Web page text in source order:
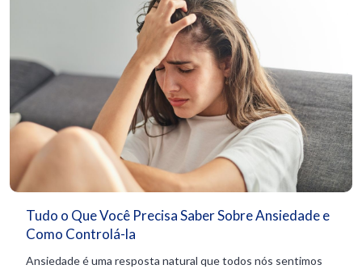
Tudo o Que Você Precisa Saber Sobre Ansiedade e
Como Controlá-la
Ansiedade é uma resposta natural que todos nós sentimos